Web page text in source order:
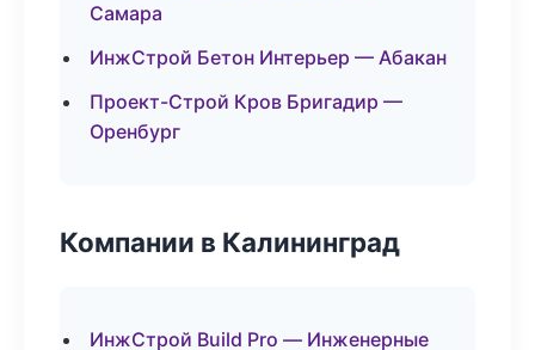
Самара
ИнжСтрой Бетон Интерьер — Абакан
Проект-Строй Кров Бригадир —
Оренбург
Компании в Калининград
ИнжСтрой Build Pro — Инженерные